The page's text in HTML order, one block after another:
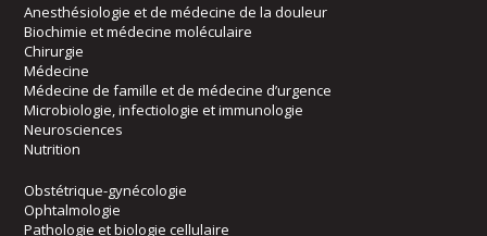
Anesthésiologie et de médecine de la douleur
Biochimie et médecine moléculaire
Chirurgie
Médecine
Médecine de famille et de médecine d’urgence
Microbiologie, infectiologie et immunologie
Neurosciences
Nutrition
Obstétrique-gynécologie
Ophtalmologie
Pathologie et biologie cellulaire